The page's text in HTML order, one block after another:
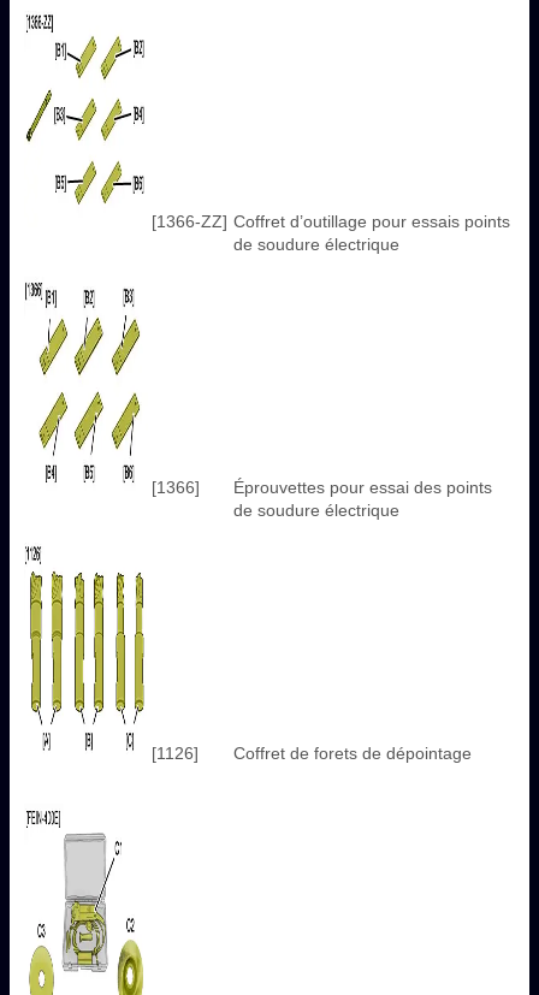
[1366-ZZ] Coffret d’outillage pour essais points
de soudure électrique
[1366]
Éprouvettes pour essai des points
de soudure électrique
[1126] Coffret de forets de dépointage